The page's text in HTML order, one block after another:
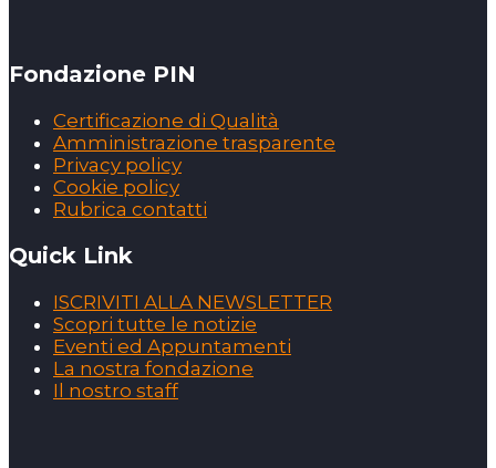
Fondazione PIN
Certificazione di Qualità
Amministrazione trasparente
Privacy policy
Cookie policy
Rubrica contatti
Quick Link
ISCRIVITI ALLA NEWSLETTER
Scopri tutte le notizie
Eventi ed Appuntamenti
La nostra fondazione
Il nostro staff